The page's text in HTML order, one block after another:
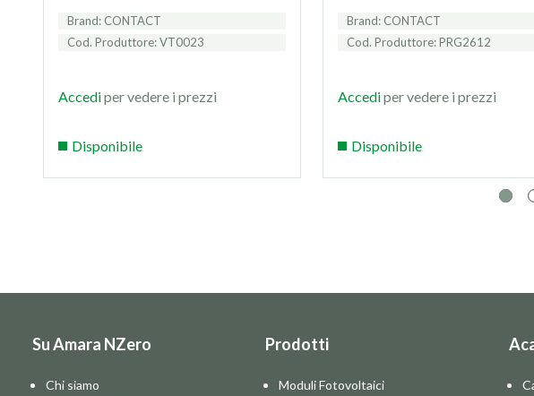
Brand: CONTACT
Cod. Produttore: VT0023
Accediper vedere i prezzi
Disponibile
Brand: CONTACT
Cod. Produttore: PRG2612
Accediper vedere i prezzi
Disponibile
Su Amara NZero
Chi siamo
Prodotti
Moduli Fotovoltaici